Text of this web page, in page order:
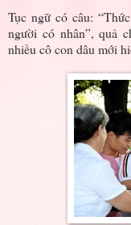
Tục ngữ có câu:
người có nhân”, quả
nhiều cô con dâu mới